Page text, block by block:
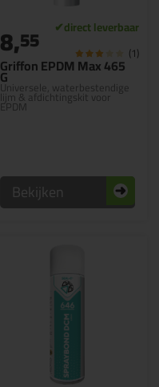
Griffon EPDM Max 465
G
Universele, waterbestendige
lijm & afdichtingskit voor
EPDM
8,55 (1)
Bekijken